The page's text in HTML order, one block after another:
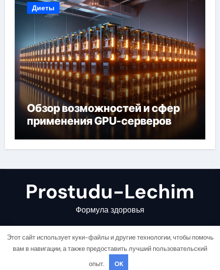
Диеты
Обзор возможностей и сфер
применения GPU-серверов
Prostudu-Lechim
Формула здоровья
Copyright © All rights reserved |
Этот сайт использует куки-файлы и другие технологии, чтобы помочь
вам в навигации, а также предоставить лучший пользовательский
опыт.
OK